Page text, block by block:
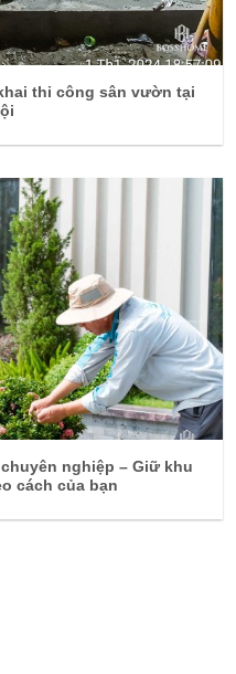
thi công sân vườn tại
nghiệp – Giữ khu
cách của bạn